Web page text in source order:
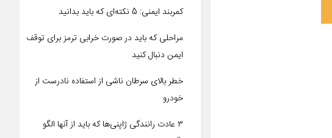
کمربند ایمنی: 5 نکته‌ای که باید بدانید
مراحلی که باید در صورت خرابی ترمز برای توقف
ایمن دنبال کنید
خطر بالای سرطان ناشی از استفاده نادرست از
خودرو
۳ عادت رانندگی ژاپنی‌ها که باید از آنها الگو